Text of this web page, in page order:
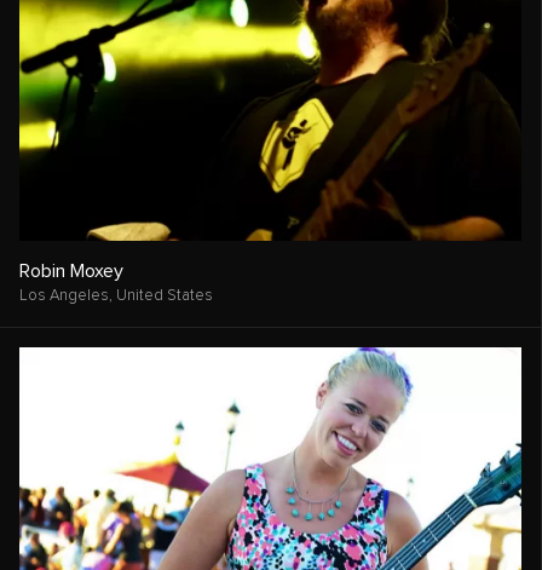
Robin Moxey
Los Angeles, United States